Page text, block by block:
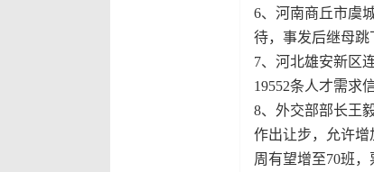
6、河南商丘市虞
待，事发后继母跳
7、河北雄安新区
19552条人才需求
8、外交部部长王
作出让步，允许
周有望增至70班，